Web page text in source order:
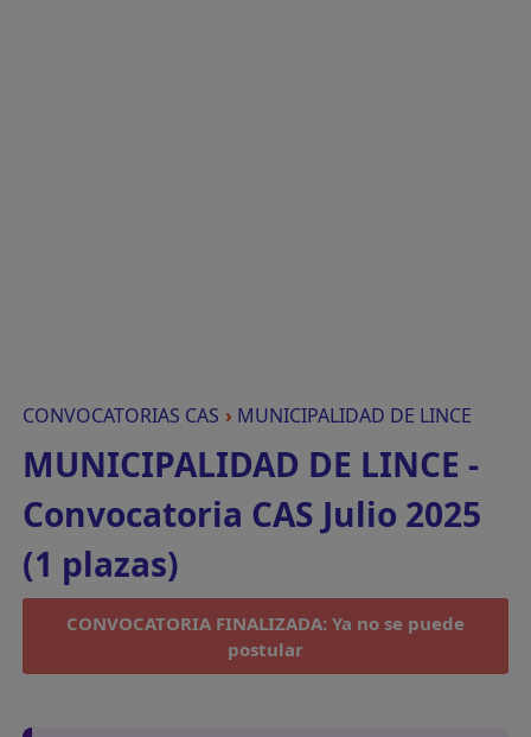
CONVOCATORIAS CAS › MUNICIPALIDAD DE LINCE
MUNICIPALIDAD DE LINCE -
Convocatoria CAS Julio 2025
(1 plazas)
CONVOCATORIA FINALIZADA: Ya no se puede
postular